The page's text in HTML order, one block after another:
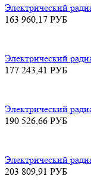
Электрический
163 960,17 РУБ
Электрический
177 243,41 РУБ
Электрический
190 526,66 РУБ
Электрический
203 809,91 РУБ